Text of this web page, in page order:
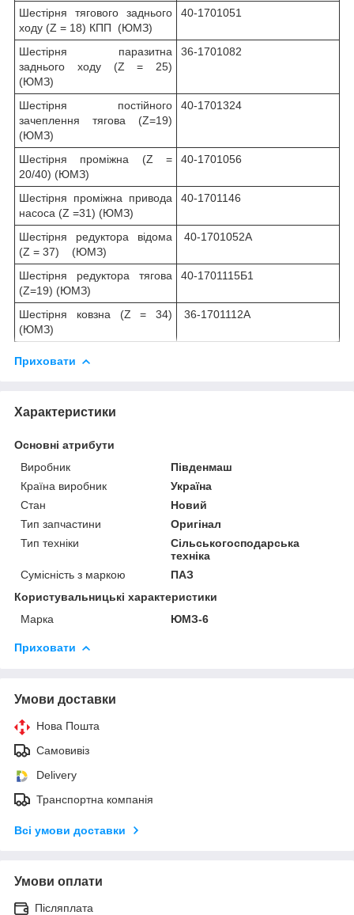
Шестірня тягового заднього
ходу (Z = 18) КПП (ЮМЗ)
40-1701051
Шестірня паразитна
заднього ходу (Z = 25)
(ЮМЗ)
36-1701082
Шестірня постійного
зачеплення тягова (Z=19)
(ЮМЗ)
40-1701324
Шестірня проміжна (Z =
20/40) (ЮМЗ)
40-1701056
Шестірня проміжна привода
насоса (Z =31) (ЮМЗ)
40-1701146
Шестірня редуктора відома
(Z = 37) (ЮМЗ)
40-1701052А
Шестірня редуктора тягова
(Z=19) (ЮМЗ)
40-1701115Б1
Шестірня ковзна (Z = 34)
(ЮМЗ)
36-1701112А
Приховати
Характеристики
Основні атрибути
Виробник
Південмаш
Країна виробник
Україна
Стан
Новий
Тип запчастини
Оригінал
Тип техніки
Сільськогосподарська
техніка
Сумісність з маркою
ПАЗ
Користувальницькі характеристики
Марка
ЮМЗ-6
Приховати
Умови доставки
Нова Пошта
Самовивіз
Delivery
Транспортна компанія
Всі умови доставки
Умови оплати
Післяплата